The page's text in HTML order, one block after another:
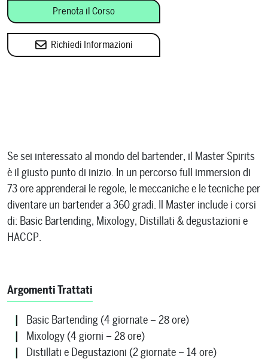
Prenota il Corso
Richiedi Informazioni
Se sei interessato al mondo del bartender, il Master Spirits
è il giusto punto di inizio. In un percorso full immersion di
73 ore apprenderai le regole, le meccaniche e le tecniche per
diventare un bartender a 360 gradi. Il Master include i corsi
di: Basic Bartending, Mixology, Distillati & degustazioni e
HACCP.
Argomenti Trattati
Basic Bartending (4 giornate – 28 ore)
Mixology (4 giorni – 28 ore)
Distillati e Degustazioni (2 giornate – 14 ore)